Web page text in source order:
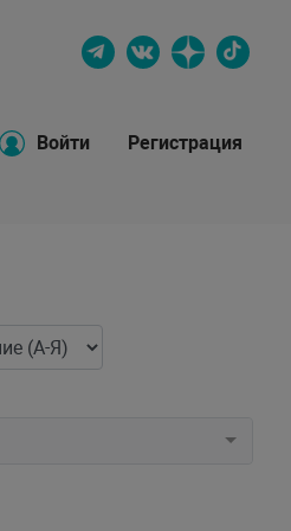
Войти Регистрация